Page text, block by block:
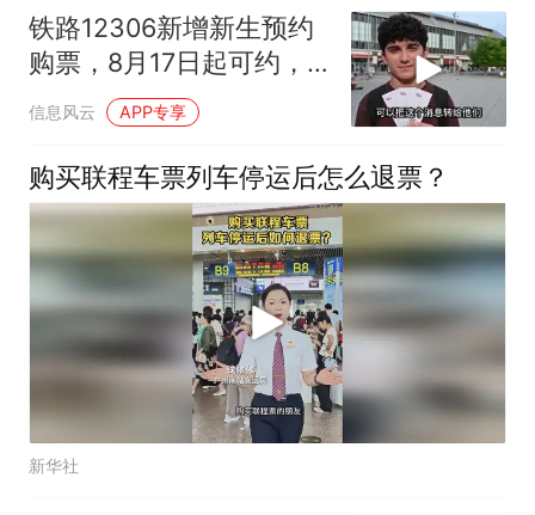
铁路12306新增新生预约
购票，8月17日起可约，
学生优惠票怎么用？
信息风云 APP专享
购买联程车票列车停运后怎么退票？
新华社